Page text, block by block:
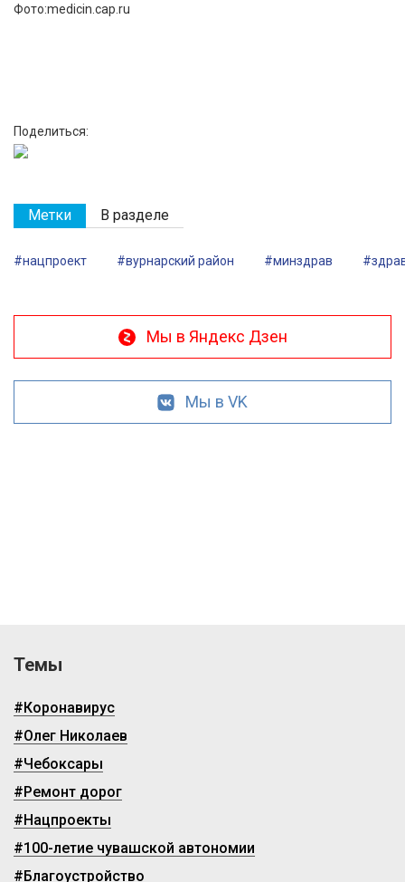
Фото:medicin.cap.ru
Поделиться:
Метки В разделе
#нацпроект #вурнарский район #минздрав
Мы в Яндекс Дзен
Мы в VK
Темы
#Коронавирус
#Олег Николаев
#Чебоксары
#Ремонт дорог
#Нацпроекты
#100-летие чувашской автономии
#Благоустройство